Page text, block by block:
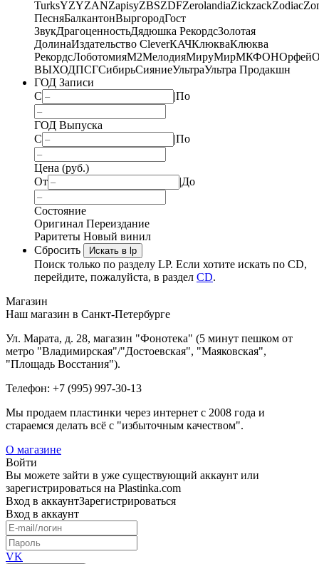
TurksYZYZANZapisyZBSZDFZerolandiaZickzackZodiac
ПесняБалкантонВыргородГост
ЗвукДрагоценностьДядюшка РекордсЗолотая
ДолинаИздательство CleverКАЧКлюкваКлюква
РекордсЛоботомияМ2МелодияМируМирМКФОНОрфей
ВЫХОДПСГСибирьСияниеУльтраУльтра Продакшн
ГОД Записи
С
|По
ГОД Выпуска
С
|По
Цена (руб.)
От
|До
Состояние
Оригинал Переиздание
Раритеты Новый винил
Сбросить
Искать в lp
Поиск только по разделу LP. Если хотите искать по CD,
перейдите, пожалуйста, в раздел CD.
Магазин
Наш магазин в Санкт-Петербурге
Ул. Марата, д. 28, магазин "Фонотека" (5 минут пешком от
метро "Владимирская"/"Достоевская", "Маяковская",
"Площадь Восстания").
Телефон: +7 (995) 997-30-13
Мы продаем пластинки через интернет c 2008 года и
стараемся делать всё с "избыточным качеством".
О магазине
Войти
Вы можете зайти в уже существующий аккаунт или
зарегистрироваться на Plastinka.com
Вход в аккаунтЗарегистрироваться
Вход в аккаунт
VK